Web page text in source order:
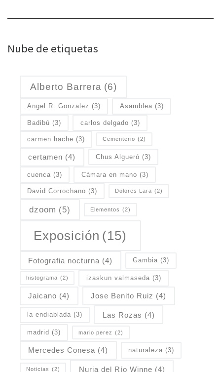
Nube de etiquetas
Alberto Barrera (6)
Angel R. Gonzalez (3) Asamblea (3)
Badibú (3) carlos delgado (3)
carmen hache (3) Cementerio (2)
certamen (4) Chus Algueró (3)
cuenca (3) Cámara en mano (3)
David Corrochano (3) Dolores Lara (2)
dzoom (5) Elementos (2)
Exposición (15)
Fotografia nocturna (4) Gambia (3)
histograma (2) izaskun valmaseda (3)
Jaicano (4) Jose Benito Ruiz (4)
la endiablada (3) Las Rozas (4)
madrid (3) mario perez (2)
Mercedes Conesa (4) naturaleza (3)
Noticias (2) Nuria del Río Winne (4)